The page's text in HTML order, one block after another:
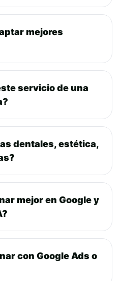
mejores
servicio de una
dentales, estética,
mejor en Google y
con Google Ads o